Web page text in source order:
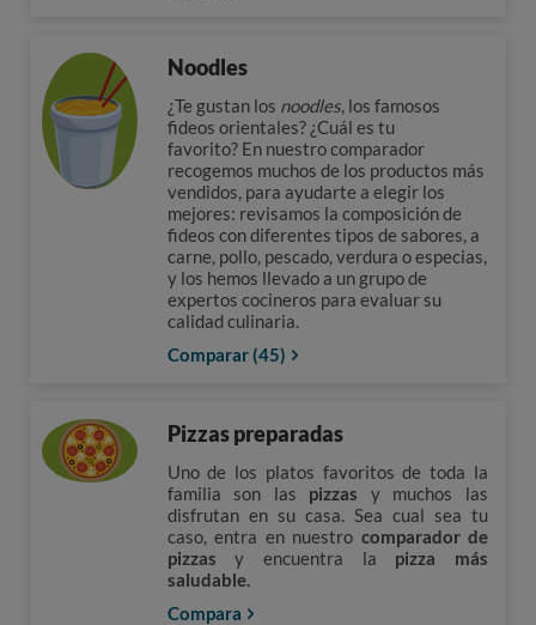
Noodles
¿Te gustan los noodles, los famosos
fideos orientales? ¿Cuál es tu
favorito? En nuestro comparador
recogemos muchos de los productos más
vendidos, para ayudarte a elegir los
mejores: revisamos la composición de
fideos con diferentes tipos de sabores, a
carne, pollo, pescado, verdura o especias,
y los hemos llevado a un grupo de
expertos cocineros para evaluar su
calidad culinaria.
Comparar (45)
Pizzas preparadas
Uno de los platos favoritos de toda la
familia son las pizzas y muchos las
disfrutan en su casa. Sea cual sea tu
caso, entra en nuestro comparador de
pizzas y encuentra la pizza más
saludable.
Compara